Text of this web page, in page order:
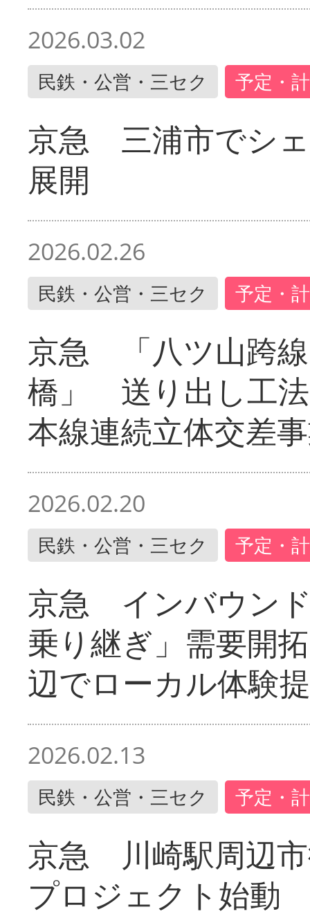
2026.03.02
民鉄・公営・三セク 予定・
京急 三浦市でシ
展開
2026.02.26
民鉄・公営・三セク 予定・
京急 「八ツ山跨
橋」 送り出し工
本線連続立体交差
2026.02.20
民鉄・公営・三セク 予定・
京急 インバウン
乗り継ぎ」需要開
辺でローカル体験
2026.02.13
民鉄・公営・三セク 予定・
京急 川崎駅周辺
プロジェクト始動